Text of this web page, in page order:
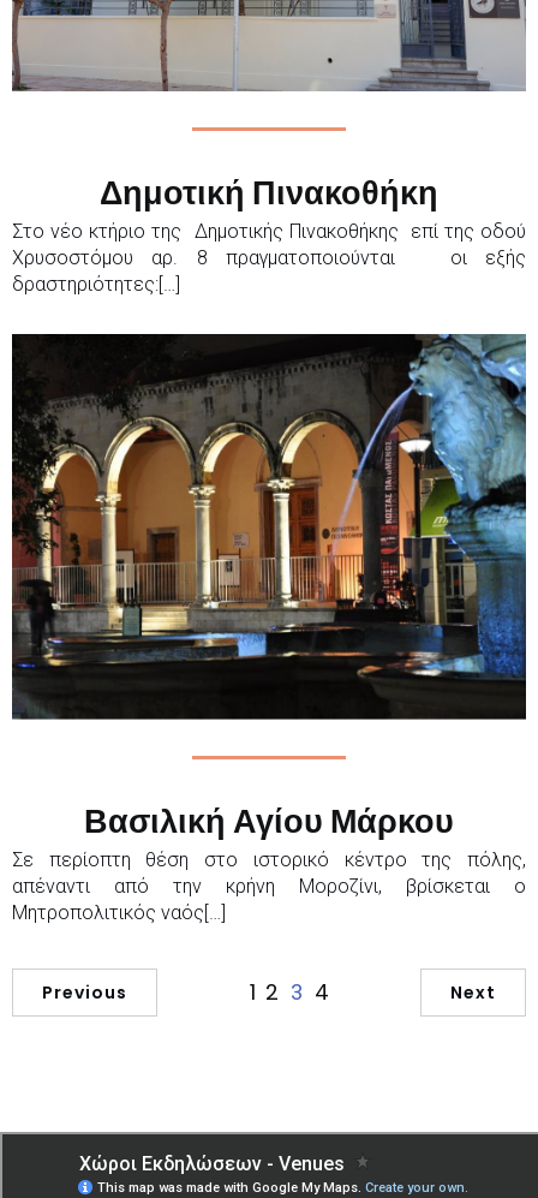
Δημοτική Πινακοθήκη
Στο νέο κτήριο της Δημοτικής Πινακοθήκης επί της οδού
Χρυσοστόμου αρ. 8 πραγματοποιούνται οι εξής
δραστηριότητες:[…]
Βασιλική Αγίου Μάρκου
Σε περίοπτη θέση στο ιστορικό κέντρο της πόλης,
απέναντι από την κρήνη Μοροζίνι, βρίσκεται ο
Μητροπολιτικός ναός[…]
Previous 1 2 3 4 Next